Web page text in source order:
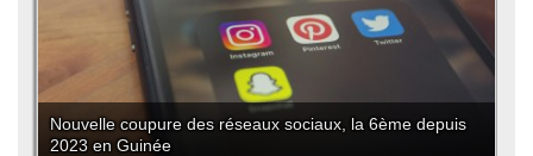
Nouvelle coupure des réseaux sociaux, la 6ème depuis
2023 en Guinée